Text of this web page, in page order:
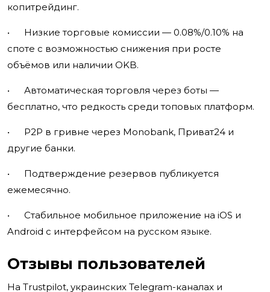
копитрейдинг.
• Низкие торговые комиссии — 0.08%/0.10% на
споте с возможностью снижения при росте
объёмов или наличии OKB.
• Автоматическая торговля через боты —
бесплатно, что редкость среди топовых платформ.
• P2P в гривне через Monobank, Приват24 и
другие банки.
• Подтверждение резервов публикуется
ежемесячно.
• Стабильное мобильное приложение на iOS и
Android с интерфейсом на русском языке.
Отзывы пользователей
На Trustpilot, украинских Telegram-каналах и